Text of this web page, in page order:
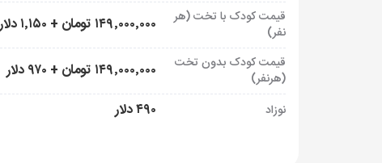
قیمت کودک با تخت (هر
نفر)
۱۴۹٬۰۰۰٬۰۰۰ تومان + ۱٬۱۵۰ دلار
قیمت کودک بدون تخت
(هرنفر)
۱۴۹٬۰۰۰٬۰۰۰ تومان + ۹۷۰ دلار
نوزاد ۴۹۰ دلار